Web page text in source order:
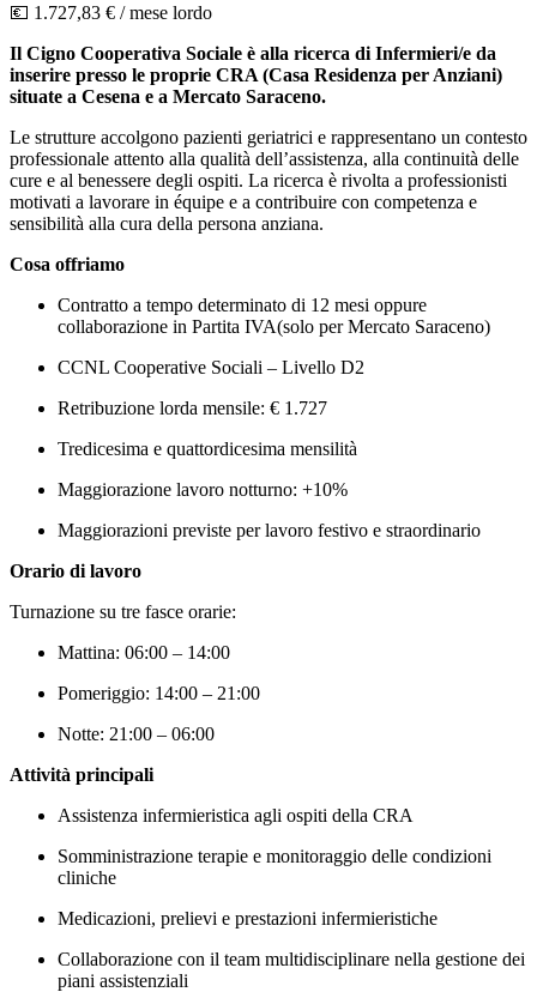
💶 1.727,83 € / mese lordo
Il Cigno Cooperativa Sociale è alla ricerca di Infermieri/e da
inserire presso le proprie CRA (Casa Residenza per Anziani)
situate a Cesena e a Mercato Saraceno.
Le strutture accolgono pazienti geriatrici e rappresentano un contesto
professionale attento alla qualità dell’assistenza, alla continuità delle
cure e al benessere degli ospiti. La ricerca è rivolta a professionisti
motivati a lavorare in équipe e a contribuire con competenza e
sensibilità alla cura della persona anziana.
Cosa offriamo
Contratto a tempo determinato di 12 mesi oppure
collaborazione in Partita IVA(solo per Mercato Saraceno)
CCNL Cooperative Sociali – Livello D2
Retribuzione lorda mensile: € 1.727
Tredicesima e quattordicesima mensilità
Maggiorazione lavoro notturno: +10%
Maggiorazioni previste per lavoro festivo e straordinario
Orario di lavoro
Turnazione su tre fasce orarie:
Mattina: 06:00 – 14:00
Pomeriggio: 14:00 – 21:00
Notte: 21:00 – 06:00
Attività principali
Assistenza infermieristica agli ospiti della CRA
Somministrazione terapie e monitoraggio delle condizioni
cliniche
Medicazioni, prelievi e prestazioni infermieristiche
Collaborazione con il team multidisciplinare nella gestione dei
piani assistenziali